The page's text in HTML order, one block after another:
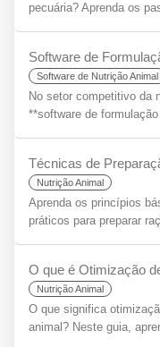
pecuária? Aprenda os
Software de Nutrição Animal
No setor competitivo da
**software de
Nutrição Animal
Aprenda os princípios
práticos para preparar
Nutrição Animal
O que significa
animal? Neste guia,